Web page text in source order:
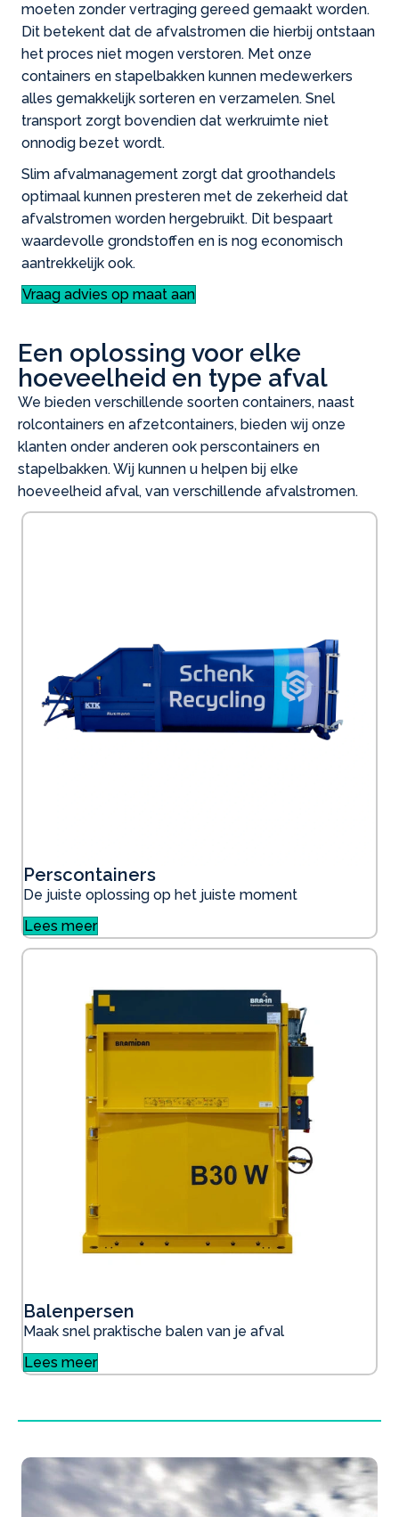
moeten zonder vertraging gereed gemaakt worden.
Dit betekent dat de afvalstromen die hierbij ontstaan
het proces niet mogen verstoren. Met onze
containers en stapelbakken kunnen medewerkers
alles gemakkelijk sorteren en verzamelen. Snel
transport zorgt bovendien dat werkruimte niet
onnodig bezet wordt.
Slim afvalmanagement zorgt dat groothandels
optimaal kunnen presteren met de zekerheid dat
afvalstromen worden hergebruikt. Dit bespaart
waardevolle grondstoffen en is nog economisch
aantrekkelijk ook.
Vraag advies op maat aan
Een oplossing voor elke
hoeveelheid en type afval
We bieden verschillende soorten containers, naast
rolcontainers en afzetcontainers, bieden wij onze
klanten onder anderen ook perscontainers en
stapelbakken. Wij kunnen u helpen bij elke
hoeveelheid afval, van verschillende afvalstromen.
Perscontainers
De juiste oplossing op het juiste moment
Lees meer
Balenpersen
Maak snel praktische balen van je afval
Lees meer